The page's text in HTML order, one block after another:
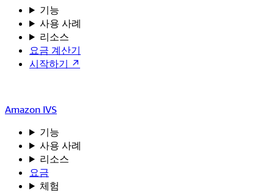
기능
사용 사례
리소스
요금 계산기
시작하기 ↗
Amazon IVS
기능
사용 사례
리소스
요금
체험